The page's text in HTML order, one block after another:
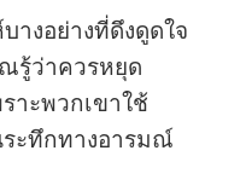
างอย่างที่ดึงดูดใจ
รู้ว่าควรหยุด
าะพวกเขาใช้
ะทึกทางอารมณ์